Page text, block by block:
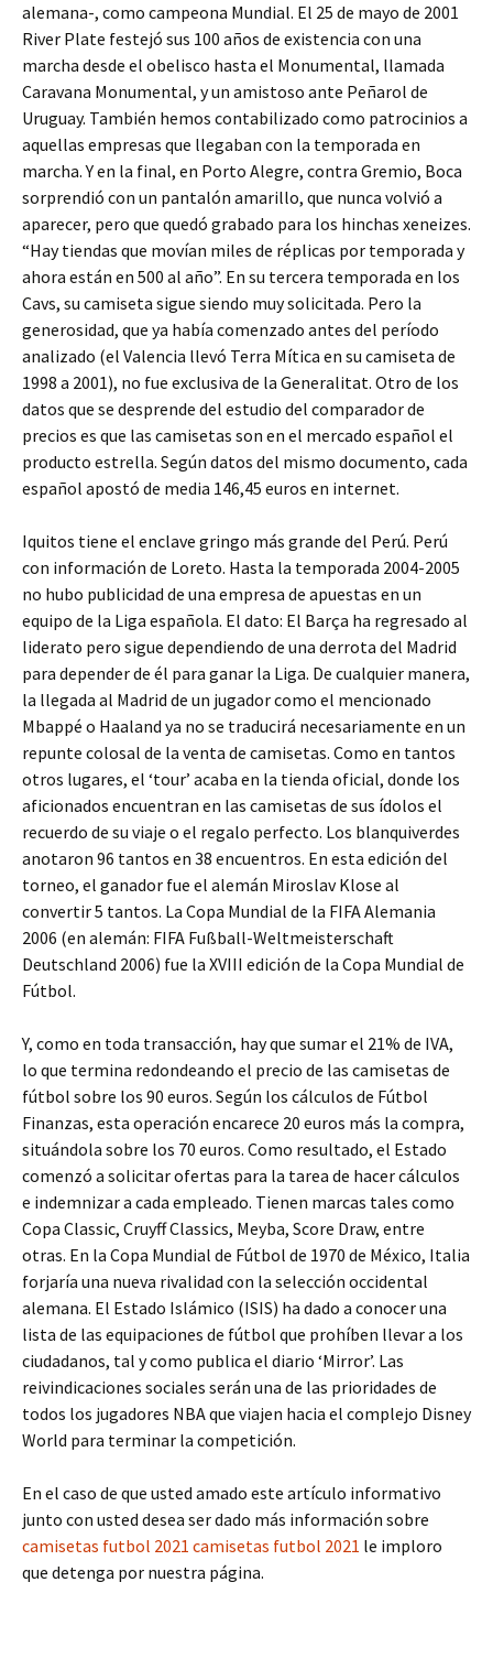
alemana-, como campeona Mundial. El 25 de mayo de 2001
River Plate festejó sus 100 años de existencia con una
marcha desde el obelisco hasta el Monumental, llamada
Caravana Monumental, y un amistoso ante Peñarol de
Uruguay. También hemos contabilizado como patrocinios a
aquellas empresas que llegaban con la temporada en
marcha. Y en la final, en Porto Alegre, contra Gremio, Boca
sorprendió con un pantalón amarillo, que nunca volvió a
aparecer, pero que quedó grabado para los hinchas xeneizes.
“Hay tiendas que movían miles de réplicas por temporada y
ahora están en 500 al año”. En su tercera temporada en los
Cavs, su camiseta sigue siendo muy solicitada. Pero la
generosidad, que ya había comenzado antes del período
analizado (el Valencia llevó Terra Mítica en su camiseta de
1998 a 2001), no fue exclusiva de la Generalitat. Otro de los
datos que se desprende del estudio del comparador de
precios es que las camisetas son en el mercado español el
producto estrella. Según datos del mismo documento, cada
español apostó de media 146,45 euros en internet.
Iquitos tiene el enclave gringo más grande del Perú. Perú
con información de Loreto. Hasta la temporada 2004-2005
no hubo publicidad de una empresa de apuestas en un
equipo de la Liga española. El dato: El Barça ha regresado al
liderato pero sigue dependiendo de una derrota del Madrid
para depender de él para ganar la Liga. De cualquier manera,
la llegada al Madrid de un jugador como el mencionado
Mbappé o Haaland ya no se traducirá necesariamente en un
repunte colosal de la venta de camisetas. Como en tantos
otros lugares, el ‘tour’ acaba en la tienda oficial, donde los
aficionados encuentran en las camisetas de sus ídolos el
recuerdo de su viaje o el regalo perfecto. Los blanquiverdes
anotaron 96 tantos en 38 encuentros. En esta edición del
torneo, el ganador fue el alemán Miroslav Klose al
convertir 5 tantos. La Copa Mundial de la FIFA Alemania
2006 (en alemán: FIFA Fußball-Weltmeisterschaft
Deutschland 2006) fue la XVIII edición de la Copa Mundial de
Fútbol.
Y, como en toda transacción, hay que sumar el 21% de IVA,
lo que termina redondeando el precio de las camisetas de
fútbol sobre los 90 euros. Según los cálculos de Fútbol
Finanzas, esta operación encarece 20 euros más la compra,
situándola sobre los 70 euros. Como resultado, el Estado
comenzó a solicitar ofertas para la tarea de hacer cálculos
e indemnizar a cada empleado. Tienen marcas tales como
Copa Classic, Cruyff Classics, Meyba, Score Draw, entre
otras. En la Copa Mundial de Fútbol de 1970 de México, Italia
forjaría una nueva rivalidad con la selección occidental
alemana. El Estado Islámico (ISIS) ha dado a conocer una
lista de las equipaciones de fútbol que prohíben llevar a los
ciudadanos, tal y como publica el diario ‘Mirror’. Las
reivindicaciones sociales serán una de las prioridades de
todos los jugadores NBA que viajen hacia el complejo Disney
World para terminar la competición.
En el caso de que usted amado este artículo informativo
junto con usted desea ser dado más información sobre
camisetas futbol 2021 camisetas futbol 2021 le imploro
que detenga por nuestra página.